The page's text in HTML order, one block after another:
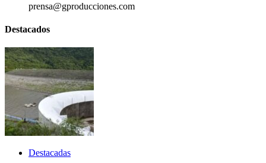
prensa@gproducciones.com
Destacados
Destacadas